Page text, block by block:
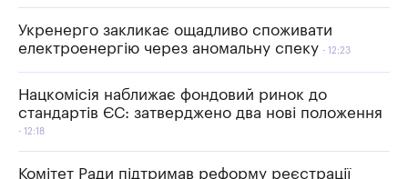
Укренерго закликає ощадливо споживати
електроенергію через аномальну спеку
12:23
Нацкомісія наближає фондовий ринок до
стандартів ЄС: затверджено два нові положення
12:18
Комітет Ради підтримав реформу реєстрації